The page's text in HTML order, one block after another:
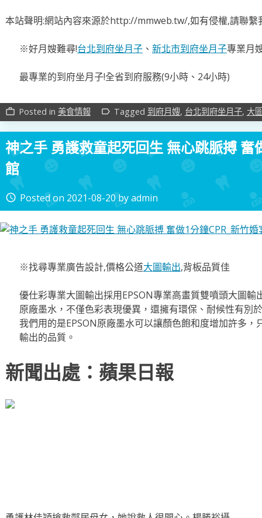
本站聲明:網站內容來源於http://mmweb.tw/,如有侵權,請聯繫
※好月嫂難尋!台北到府坐月子、 新北市到府坐月子專業月
最專業的到府坐月子!全省到府服務(9小時、24小時)
work_outline Posted in 美食情報 label_outline Tagged 到府月嫂, 台北到府坐月子, 大
神之手 勇護救童起死回生 無心跳脈搏 奮
館
access_time Posted on 2021-08-20byadmin
※找尋專業廣告設計,價格公道大圖輸出,背板品質佳
優仕彩專業大圖輸出採用EPSON專業高畫質雙噴頭大圖
原廠墨水，不僅色彩表現優異，還擁有環保、耐候性有別
我們用的是EPSON原廠墨水可以讓顏色飽和度增加許多
輸出的品質。
新聞出處：蘋果日報